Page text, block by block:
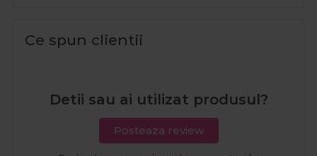
Ce spun clientii
Detii sau ai utilizat produsul?
Posteaza review